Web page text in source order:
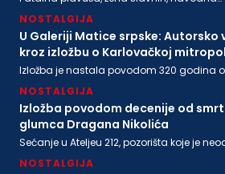
stanu na današnji dan 1962. godine
NOSTALGIJA
U Galeriji Matice srpske: Autorsko
kroz izložbu o Karlovačkoj
Izložba je nastala povodom 320 godina
Matice srpske
NOSTALGIJA
Izložba povodom decenije od
glumca Dragana Nikolića
Sećanje u Ateljeu 212, pozorišta koje je
NOSTALGIJA